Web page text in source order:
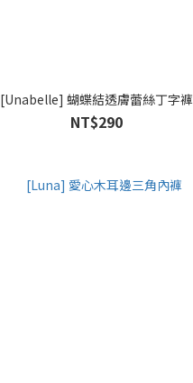
[Unabelle] 蝴蝶結透膚蕾絲丁字褲
NT$290